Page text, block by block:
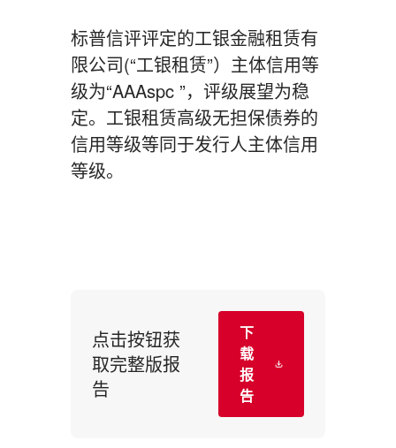
标普信评评定的工银金融租赁有
限公司(“工银租赁”）主体信用等
级为“AAAspc ”，评级展望为稳
定。工银租赁高级无担保债券的
信用等级等同于发行人主体信用
等级。
点击按钮获
取完整版报
告
下
载
报
告